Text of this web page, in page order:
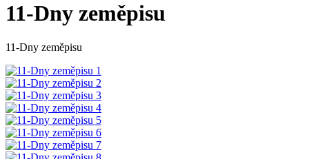
11-Dny zeměpisu
11-Dny zeměpisu